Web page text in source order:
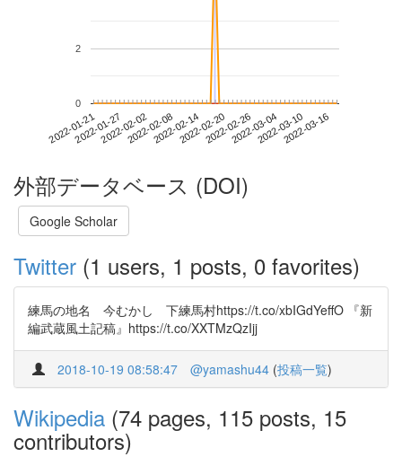
2022-01-212022-01-272022-02-022022-02-082022-02-142022-02-202022-02-262022-03-042022-03-102022-03-16
0
2
外部データベース (DOI)
Google Scholar
Twitter (1 users, 1 posts, 0 favorites)
練馬の地名 今むかし 下練馬村https://t.co/xbIGdYeffO 『新
編武蔵風土記稿』https://t.co/XXTMzQzIjj
2018-10-19 08:58:47 @yamashu44 (投稿一覧)
Wikipedia (74 pages, 115 posts, 15
contributors)